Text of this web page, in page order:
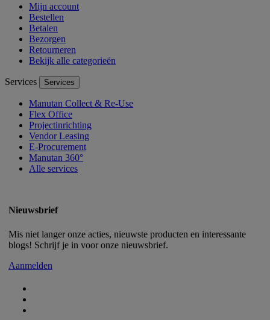
Mijn account
Bestellen
Betalen
Bezorgen
Retourneren
Bekijk alle categorieën
Services Services
Manutan Collect & Re-Use
Flex Office
Projectinrichting
Vendor Leasing
E-Procurement
Manutan 360°
Alle services
Nieuwsbrief
Mis niet langer onze acties, nieuwste producten en interessante
blogs! Schrijf je in voor onze nieuwsbrief.
Aanmelden